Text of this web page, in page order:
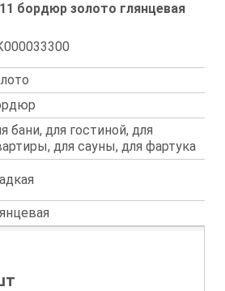
бордюр золото глянцевая
бани, для гостиной, для
для сауны, для фартука